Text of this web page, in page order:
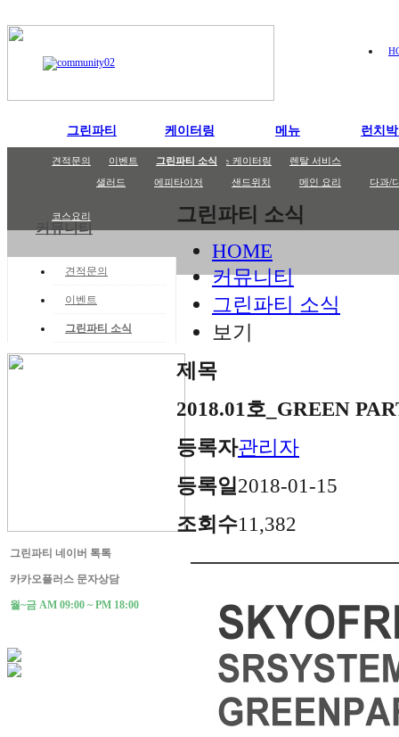
그린파티
그린파티 포트폴리오 STAFF 소개
케이터링
케이터링
메뉴
파티메뉴
샐러드
에피타이저 샌드위치 메인 요리 다과/
코스요리
런치
도시락/런치박스 고메박스
파티 케이터링 까페 케이터링 박스 케이터링 렌탈 서비스
견적문의 이벤트 그린파티 소식
커뮤니티
견적문의
이벤트
그린파티 소식
그린파티 네이버 톡톡
카카오플러스 문자상담
월~금 AM 09:00 ~ PM 18:00
그린파티 소식
HOME
커뮤니티
그린파티 소식
보기
제목
2018.01호_GREEN
등록자관리자
등록일2018-01-15
조회수11,382